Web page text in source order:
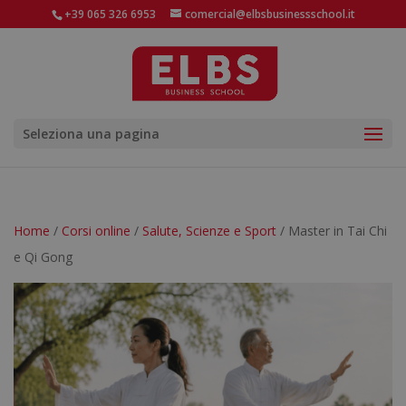
+39 065 326 6953 comercial@elbsbusinessschool.it
Seleziona una pagina
Home / Corsi online / Salute, Scienze e Sport / Master in Tai Chi
e Qi Gong